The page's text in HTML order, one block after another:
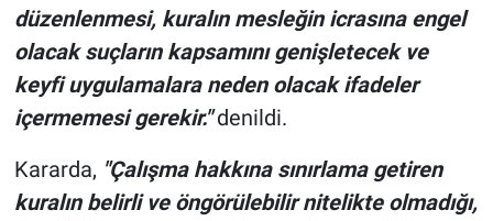
düzenlenmesi, kuralın mesleğin icrasına engel
olacak suçların kapsamını genişletecek ve
keyfi uygulamalara neden olacak ifadeler
içermemesi gerekir."denildi.
Kararda, "Çalışma hakkına sınırlama getiren
kuralın belirli ve öngörülebilir nitelikte olmadığı,